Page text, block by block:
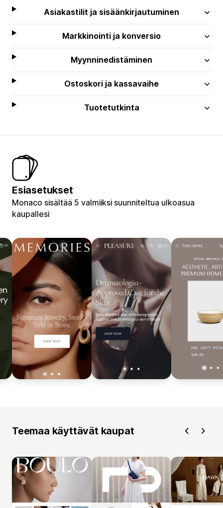
Asiakastilit ja sisäänkirjautuminen
Markkinointi ja konversio
Myynninedistäminen
Ostoskori ja kassavaihe
Tuotetutkinta
Esiasetukset
Monaco sisältää 5 valmiiksi suunniteltua ulkoasua
kaupallesi
Teemaa käyttävät kaupat